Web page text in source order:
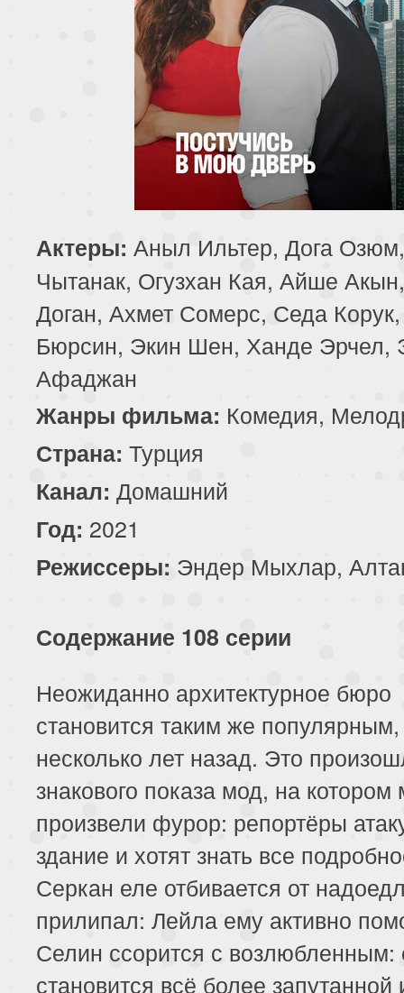
Актеры: Аныл Ильтер, Дога
Чытанак, Огузхан Кая, Айше
Доган, Ахмет Сомерс, Седа
Бюрсин, Экин Шен, Ханде Эрчел,
Афаджан
Жанры фильма: Комедия,
Страна: Турция
Канал: Домашний
Год: 2021
Режиссеры: Эндер Мыхлар,
Содержание 108 серии
Неожиданно архитектурное бюро
становится таким же популярным,
несколько лет назад. Это
знакового показа мод, на
произвели фурор: репортёры
здание и хотят знать все
Серкан еле отбивается от
прилипал: Лейла ему активно
Селин ссорится с
становится всё более запутанной